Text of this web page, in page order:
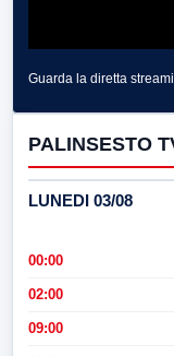
Guarda la diretta
PALINSESTO
LUNEDI 03/08
00:00
02:00
09:00